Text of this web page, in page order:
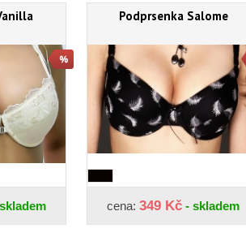
Podprsenka Salome
cena: 349 Kč - skladem